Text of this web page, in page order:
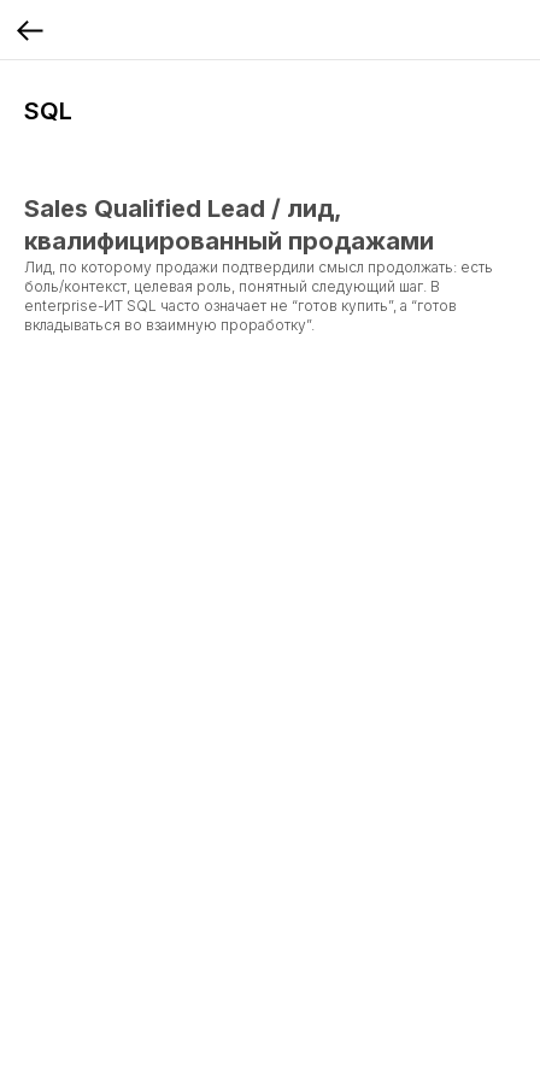
SQL
Sales Qualified Lead / лид,
квалифицированный продажами
Лид, по которому продажи подтвердили смысл продолжать: есть
боль/контекст, целевая роль, понятный следующий шаг. В
enterprise-ИТ SQL часто означает не “готов купить”, а “готов
вкладываться во взаимную проработку”.